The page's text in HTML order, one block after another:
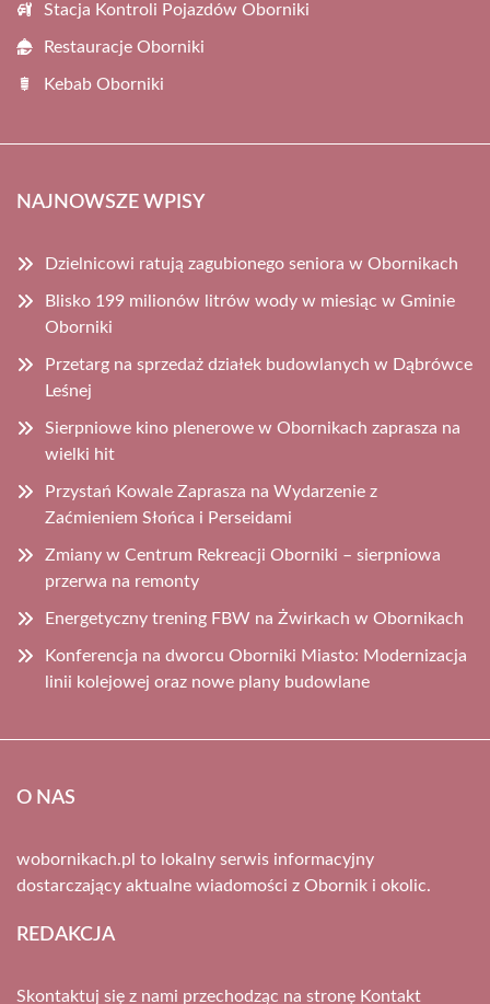
Stacja Kontroli Pojazdów Oborniki
Restauracje Oborniki
Kebab Oborniki
NAJNOWSZE WPISY
Dzielnicowi ratują zagubionego seniora w Obornikach
Blisko 199 milionów litrów wody w miesiąc w Gminie
Oborniki
Przetarg na sprzedaż działek budowlanych w Dąbrówce
Leśnej
Sierpniowe kino plenerowe w Obornikach zaprasza na
wielki hit
Przystań Kowale Zaprasza na Wydarzenie z
Zaćmieniem Słońca i Perseidami
Zmiany w Centrum Rekreacji Oborniki – sierpniowa
przerwa na remonty
Energetyczny trening FBW na Żwirkach w Obornikach
Konferencja na dworcu Oborniki Miasto: Modernizacja
linii kolejowej oraz nowe plany budowlane
O NAS
wobornikach.pl to lokalny serwis informacyjny
dostarczający aktualne wiadomości z Obornik i okolic.
REDAKCJA
Skontaktuj się z nami przechodząc na stronę Kontakt